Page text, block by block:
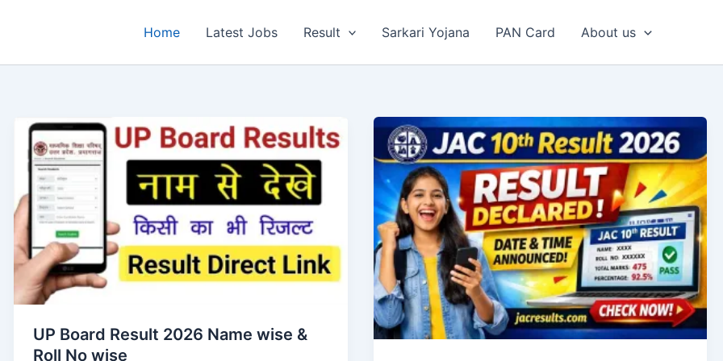
Home Latest Jobs Result Sarkari Yojana PAN Card About us
UP Board Result 2026 Name wise &
Roll No wise